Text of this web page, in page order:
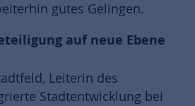
gutes Gelingen.
auf neue Ebene
Leiterin des
Stadtentwicklung bei